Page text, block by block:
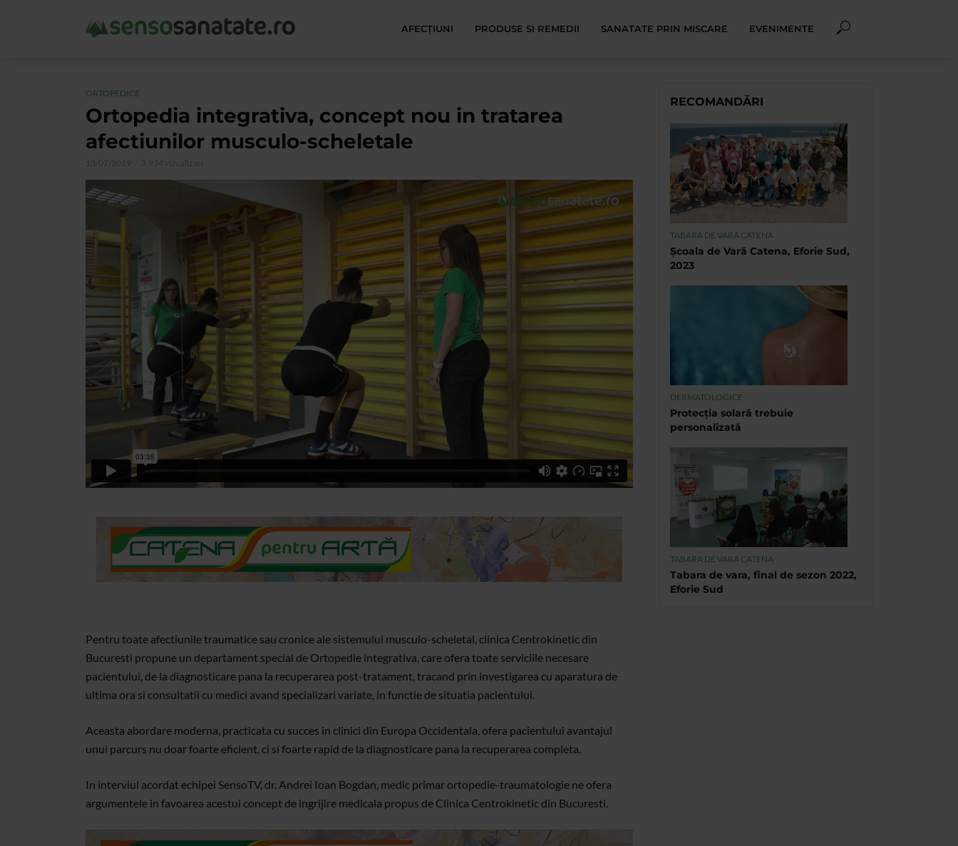
AFECŢIUNI PRODUSE SI REMEDII SANATATE PRIN MISCARE EVENIMENTE
ORTOPEDICE
Ortopedia integrativa, concept nou in tratarea
afectiunilor musculo-scheletale
13/07/2019 3.934 vizualizari
Pentru toate afectiunile traumatice sau cronice ale sistemului musculo-scheletal, clinica Centrokinetic din
Bucuresti propune un departament special de Ortopedie integrativa, care ofera toate serviciile necesare
pacientului, de la diagnosticare pana la recuperarea post-tratament, tracand prin investigarea cu aparatura de
ultima ora si consultatii cu medici avand specializari variate, in functie de situatia pacientului.
Aceasta abordare moderna, practicata cu succes in clinici din Europa Occidentala, ofera pacientului avantajul
unui parcurs nu doar foarte eficient, ci si foarte rapid de la diagnosticare pana la recuperarea completa.
In interviul acordat echipei SensoTV, dr. Andrei Ioan Bogdan, medic primar ortopedie-traumatologie ne ofera
argumentele in favoarea acestui concept de ingrijire medicala propus de Clinica Centrokinetic din Bucuresti.
RECOMANDĂRI
TABARA DE VARA CATENA
Școala de Vară Catena, Eforie Sud,
2023
DERMATOLOGICE
Protecția solară trebuie
personalizată
TABARA DE VARA CATENA
Tabara de vara, final de sezon 2022,
Eforie Sud